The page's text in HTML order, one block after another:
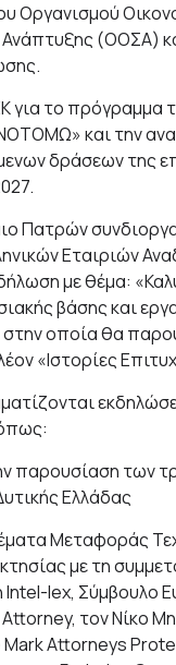
Οργανισμού
Ανάπτυξης (ΟΟΣΑ)
για το πρόγραμμα
και την
δράσεων της
Πατρών
Εταιριών
με θέμα:
βάσης και
οποία θα
«Ιστορίες
παρουσίαση των
Ελλάδας
Μεταφοράς
με τη
lex, Σύμβουλο
τον Νίκο
Attorneys